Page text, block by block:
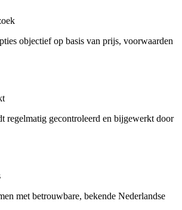
objectief op basis van prijs, voorwaarden
regelmatig gecontroleerd en bijgewerkt door
met betrouwbare, bekende Nederlandse